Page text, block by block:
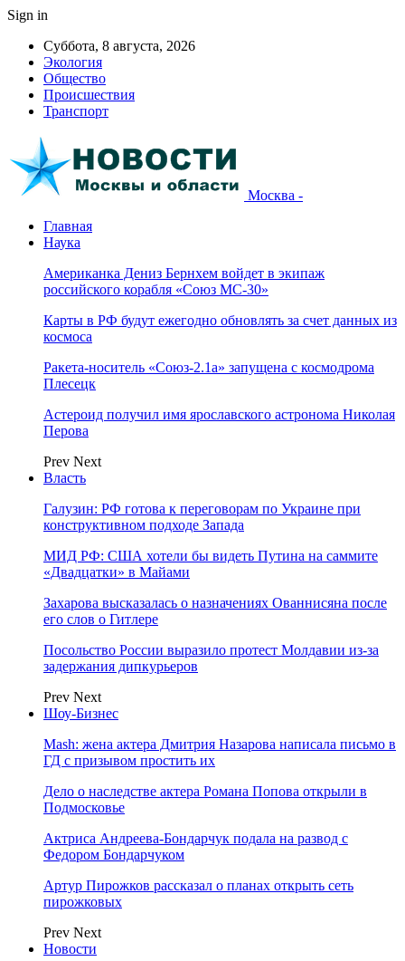
Sign in
Суббота, 8 августа, 2026
Экология
Общество
Происшествия
Транспорт
Москва -
Главная
Наука
Американка Дениз Бернхем войдет в экипаж
российского корабля «Союз МС-30»
Карты в РФ будут ежегодно обновлять за счет данных из
космоса
Ракета-носитель «Союз-2.1а» запущена с космодрома
Плесецк
Астероид получил имя ярославского астронома Николая
Перова
Prev Next
Власть
Галузин: РФ готова к переговорам по Украине при
конструктивном подходе Запада
МИД РФ: США хотели бы видеть Путина на саммите
«Двадцатки» в Майами
Захарова высказалась о назначениях Ованнисяна после
его слов о Гитлере
Посольство России выразило протест Молдавии из-за
задержания дипкурьеров
Prev Next
Шоу-Бизнес
Mash: жена актера Дмитрия Назарова написала письмо в
ГД с призывом простить их
Дело о наследстве актера Романа Попова открыли в
Подмосковье
Актриса Андреева-Бондарчук подала на развод с
Федором Бондарчуком
Артур Пирожков рассказал о планах открыть сеть
пирожковых
Prev Next
Новости